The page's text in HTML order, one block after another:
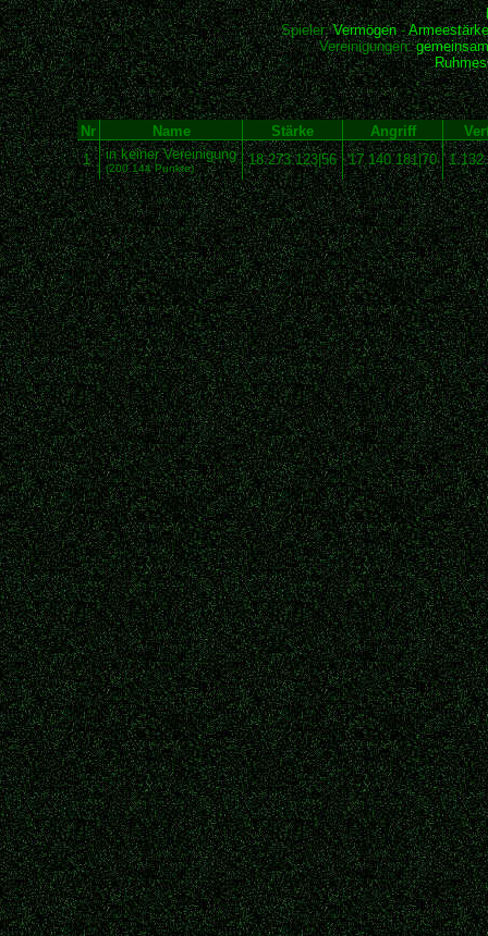
Spieler:Vermögen-Armeestärke
Vereinigungen:
Nr Name Stärke Angriff
1
in keiner Vereinigung
(200.144 Punkte)
18.273.123|56 17.140.181|70